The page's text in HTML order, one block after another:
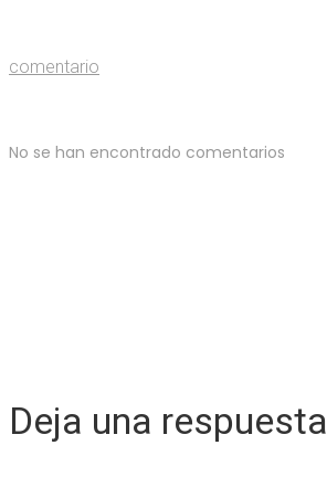
comentario
No se han encontrado comentarios
Deja una respuesta